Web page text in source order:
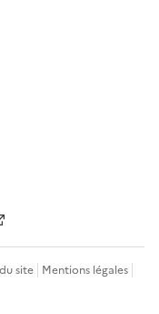
site Mentions légales